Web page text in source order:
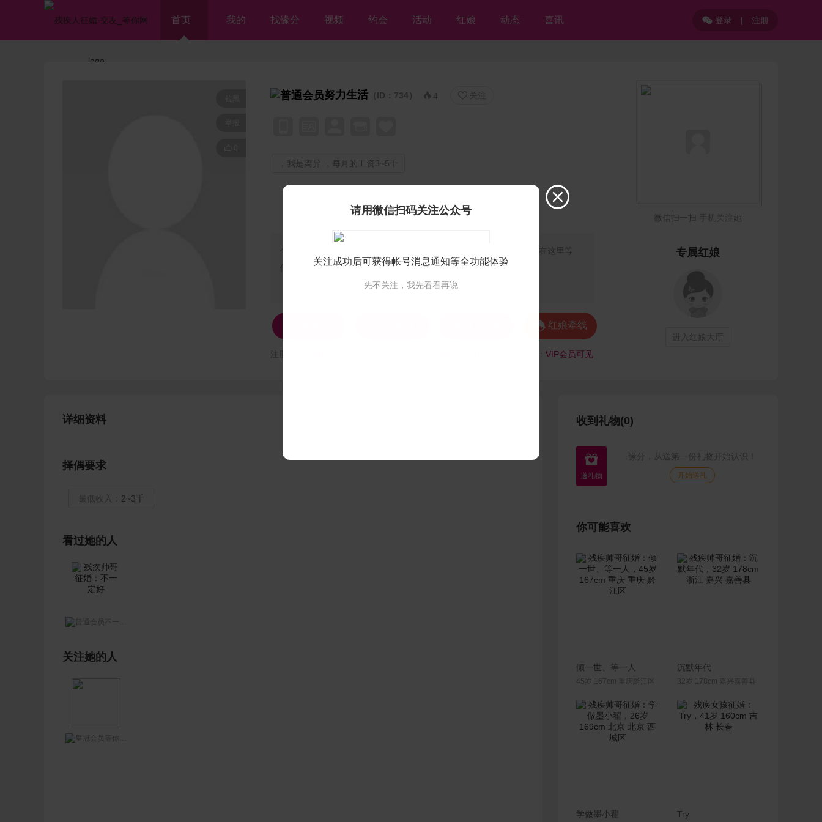
首页 我的 找缘分 视频 约会 活动 红娘 动态 喜讯 登录 | 注册
努力生活 （ID：734）  4  关注
，我是离异 ，每月的工资3~5千
个人独白：
我是残疾人征婚【等你网】的美女会员♡努力生活♡，我在这里等
你，但愿不离不弃💘
 红娘牵线
VIP会员可见
微信扫一扫 手机关注她
专属红娘
进入红娘大厅
详细资料
择偶要求
最低收入： 2~3千
看过她的人
不一定好
关注她的人
等你网王哥
收到礼物(0)
 缘分，从送第一份礼物开始认识！
开始送礼
你可能喜欢
联系Ta
倾一世、等一人
45岁 167cm 重庆黔江区
联系Ta
沉默年代
32岁 178cm 嘉兴嘉善县
联系Ta
学做墨小翟 Try

请用微信扫码关注公众号
关注成功后可获得帐号消息通知等全功能体验
先不关注，我先看看再说